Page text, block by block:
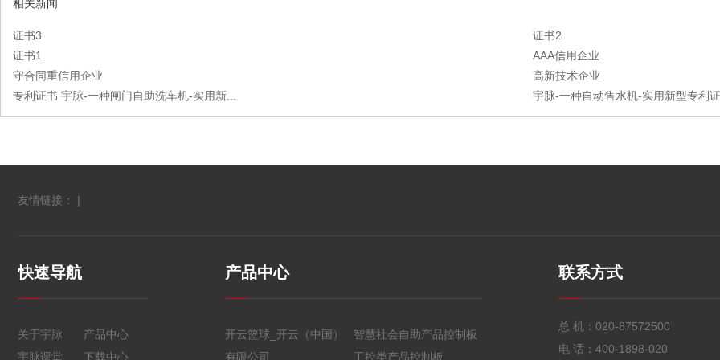
相关新闻
证书3
证书2
证书1
AAA信用企业
守合同重信用企业
高新技术企业
专利证书 宇脉-一种闸门自助洗车机-实用新...
宇脉-一种自动售水机-实用新型专利
友情链接： |
快速导航
关于宇脉
产品中心
宇脉课堂
下载中心
产品中心
开云篮球_开云（中国）
有限公司
智慧社会自助产品控制板
工控类产品控制板
联系方式
总 机： 020-87572500
电 话： 400-1898-020